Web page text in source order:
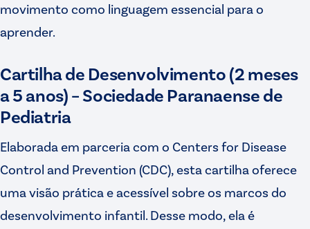
movimento como linguagem essencial para o
aprender.
Cartilha de Desenvolvimento (2 meses
a 5 anos) – Sociedade Paranaense de
Pediatria
Elaborada em parceria com o Centers for Disease
Control and Prevention (CDC), esta cartilha oferece
uma visão prática e acessível sobre os marcos do
desenvolvimento infantil. Desse modo, ela é